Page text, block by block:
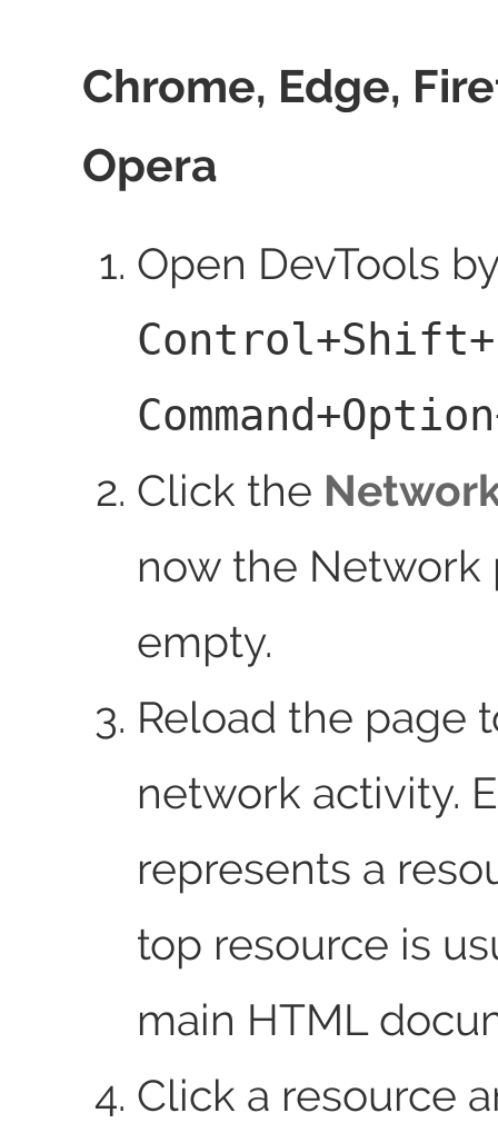
Chrome, Edge,
Opera
Open DevTools
Click the
now the Network
empty.
Reload the page
network activity.
represents a
top resource is
main HTML
Click a resource